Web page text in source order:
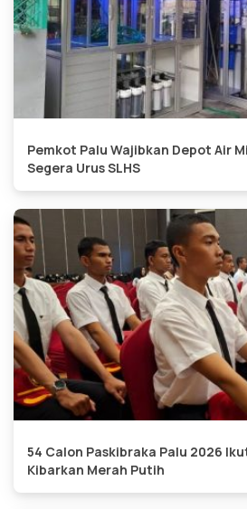
Pemkot Palu Wajibkan Depot Air
Segera Urus SLHS
54 Calon Paskibraka Palu 2026
Kibarkan Merah Putih